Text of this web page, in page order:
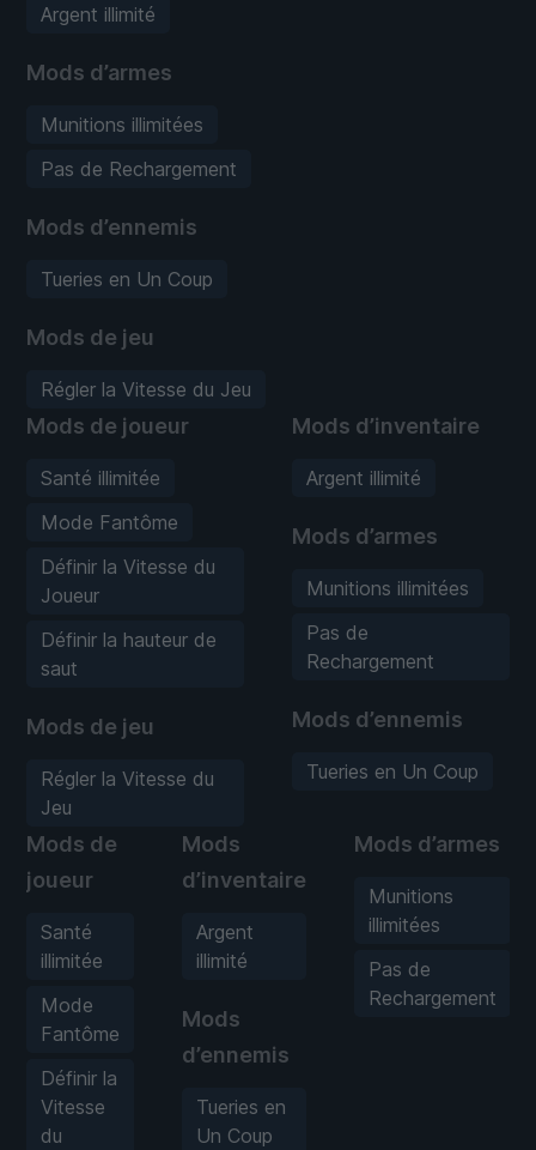
Argent illimité
Mods d’armes
Munitions illimitées
Pas de Rechargement
Mods d’ennemis
Tueries en Un Coup
Mods de jeu
Régler la Vitesse du Jeu
Mods de joueur
Santé illimitée
Mode Fantôme
Définir la Vitesse du
Joueur
Définir la hauteur de
saut
Mods de jeu
Régler la Vitesse du
Jeu
Mods d’inventaire
Argent illimité
Mods d’armes
Munitions illimitées
Pas de
Rechargement
Mods d’ennemis
Tueries en Un Coup
Mods de
joueur
Santé
illimitée
Mode
Fantôme
Définir la
Vitesse
du
Mods
d’inventaire
Argent
illimité
Mods
d’ennemis
Tueries en
Un Coup
Mods d’armes
Munitions
illimitées
Pas de
Rechargement